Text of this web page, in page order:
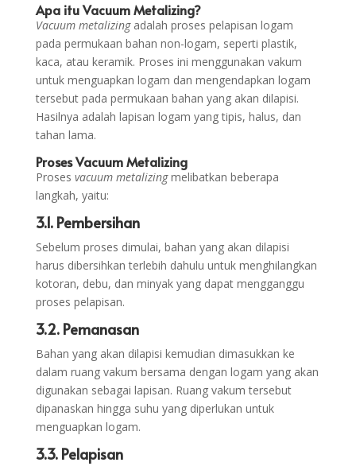
Apa itu Vacuum Metalizing?
Vacuum metalizingadalah proses pelapisan logam
pada permukaan bahan non-logam, seperti plastik,
kaca, atau keramik. Proses ini menggunakan vakum
untuk menguapkan logam dan mengendapkan logam
tersebut pada permukaan bahan yang akan dilapisi.
Hasilnya adalah lapisan logam yang tipis, halus, dan
tahan lama.
Proses Vacuum Metalizing
Proses vacuum metalizingmelibatkan beberapa
langkah, yaitu:
3.1. Pembersihan
Sebelum proses dimulai, bahan yang akan dilapisi
harus dibersihkan terlebih dahulu untuk menghilangkan
kotoran, debu, dan minyak yang dapat mengganggu
proses pelapisan.
3.2. Pemanasan
Bahan yang akan dilapisi kemudian dimasukkan ke
dalam ruang vakum bersama dengan logam yang akan
digunakan sebagai lapisan. Ruang vakum tersebut
dipanaskan hingga suhu yang diperlukan untuk
menguapkan logam.
3.3. Pelapisan